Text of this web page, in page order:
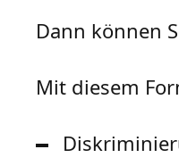
Dann können
Mit diesem